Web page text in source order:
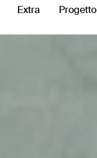
Extra Progetto